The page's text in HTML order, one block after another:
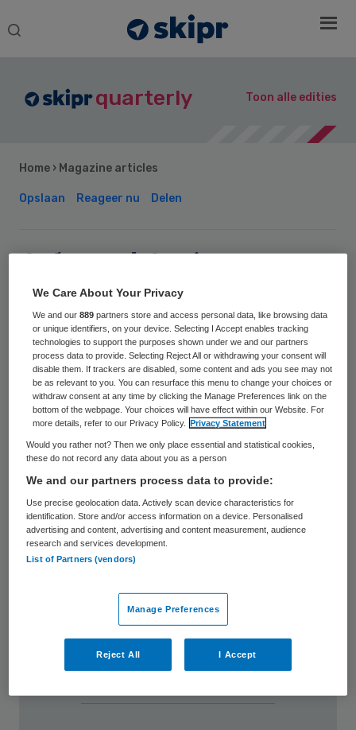
Search
quarterly Toon alle edities
Home › Magazine articles
Opslaan Reageer nu Delen
Column | Carin
Gaemers: Focus op de
uitvoering
Carin Gaemers
25 juni 2022,00:00
69 keer gelezen
Beeld: Hollandse Hoogte
Afgelopen mei waarschuwde de Raad voor
Volksgezondheid en Samenleving nogmaals
dat de kwaliteit van de zorg snel zal
afnemen als we haar niet fundamenteel
quarterly
We Care About Your Privacy
We and our889 partners store and access personal data, like browsing data
or unique identifiers, on your device. Selecting I Accept enables tracking
technologies to support the purposes shown under we and our partners
process data to provide. Selecting Reject All or withdrawing your consent will
disable them. If trackers are disabled, some content and ads you see may not
be as relevant to you. You can resurface this menu to change your choices or
withdraw consent at any time by clicking the Manage Preferences link on the
bottom of the webpage. Your choices will have effect within our Website. For
more details, refer to our Privacy Policy. Privacy Statement
Would you rather not? Then we only place essential and statistical cookies,
these do not record any data about you as a person
We and our partners process data to provide:
Use precise geolocation data. Actively scan device characteristics for
identification. Store and/or access information on a device. Personalised
advertising and content, advertising and content measurement, audience
research and services development.
List of Partners (vendors)
Manage Preferences
Reject All I Accept